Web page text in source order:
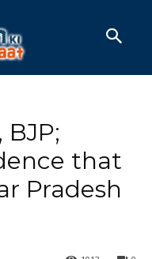
that
Pradesh